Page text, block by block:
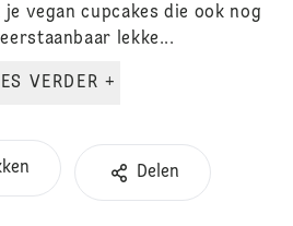
vegan cupcakes die ook nog
lekke...
LEES VERDER +
Delen